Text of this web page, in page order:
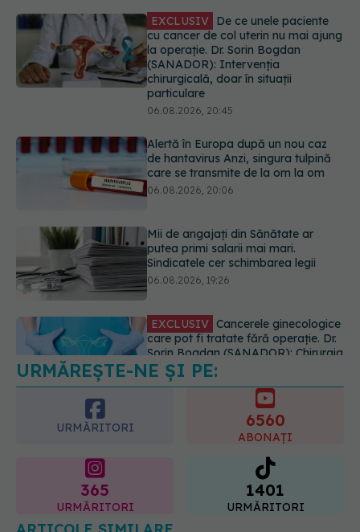
06.08.2026, 20:45
Alertă în Europa după un nou caz
de hantavirus Anzi, singura tulpină
care se transmite de la om la om
06.08.2026, 20:06
Mii de angajați din Sănătate ar
putea primi salarii mai mari.
Sindicatele cer schimbarea legii
06.08.2026, 19:26
EXCLUSIV Cancerele ginecologice
care pot fi tratate fără operație. Dr.
Sorin Bogdan (SANADOR): Chirurgia
este indicată doar punctual, pentru
EXCLUSIV Brahiterapie vs
radioterapie externă în cancerul
ginecologic. Dr. Sorin Bogdan
(SANADOR) explică diferența și
cum acționează tratamentul
URMĂREȘTE-NE ȘI PE:
6560
ABONAȚI
365
URMĂRITORI
1401
URMĂRITORI
ARTICOLE SIMILARE